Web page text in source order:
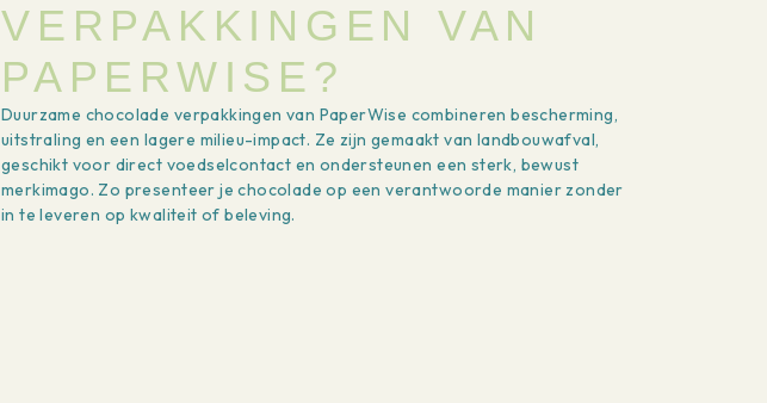
VERPAKKINGEN VAN
PAPERWISE?
Duurzame chocolade verpakkingen van PaperWise combineren bescherming,
uitstraling en een lagere milieu-impact. Ze zijn gemaakt van landbouwafval,
geschikt voor direct voedselcontact en ondersteunen een sterk, bewust
merkimago. Zo presenteer je chocolade op een verantwoorde manier zonder
in te leveren op kwaliteit of beleving.